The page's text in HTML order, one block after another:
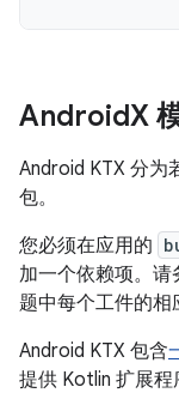
AndroidX
Android KTX 分为
包。
您必须在应用的
加一个依赖项。
题中每个工件的相
Android KTX 包含
提供 Kotlin 扩展